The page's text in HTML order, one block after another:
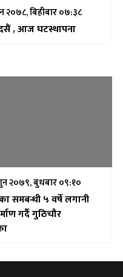
२०७८, बिहीबार ०७:३८
, आज घटस्थापना
२०७९, बुधबार ०९:१०
समबन्धी ५ वर्षे लगानी
गर्दै गुठिचौर